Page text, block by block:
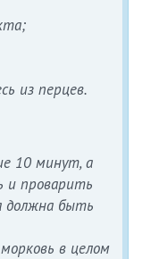
из перцев.
10 минут, а
и проварить
должна быть
в целом